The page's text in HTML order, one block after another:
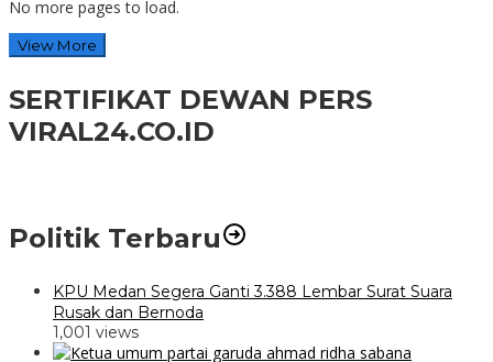
No more pages to load.
View More
SERTIFIKAT DEWAN PERS
VIRAL24.CO.ID
Politik Terbaru
KPU Medan Segera Ganti 3.388 Lembar Surat Suara
Rusak dan Bernoda
1,001 views